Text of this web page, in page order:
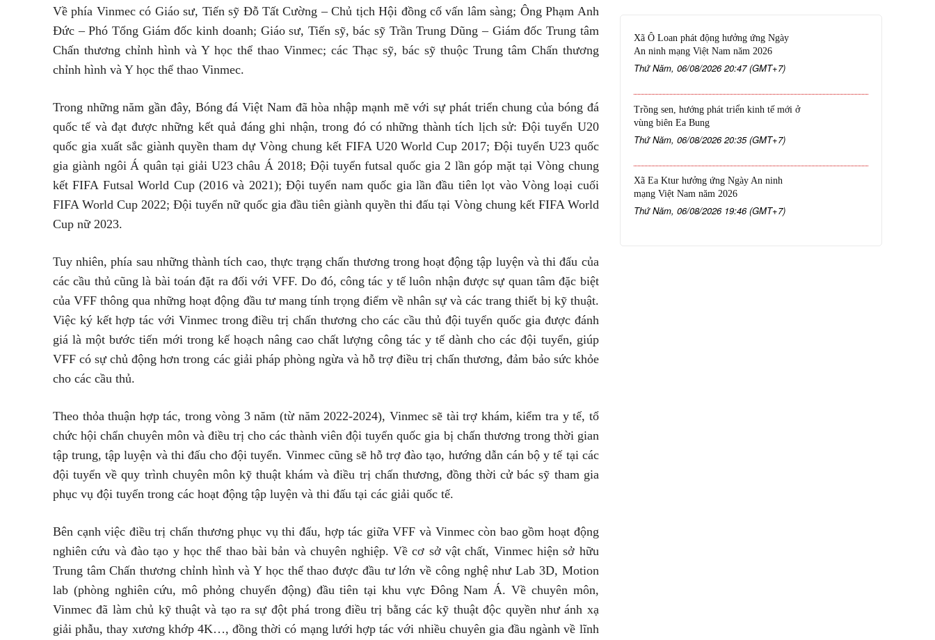
Về phía Vinmec có Giáo sư, Tiến sỹ Đỗ Tất Cường – Chủ tịch Hội đồng cố vấn lâm sàng; Ông Phạm Anh
Đức – Phó Tổng Giám đốc kinh doanh; Giáo sư, Tiến sỹ, bác sỹ Trần Trung Dũng – Giám đốc Trung tâm
Chấn thương chỉnh hình và Y học thể thao Vinmec; các Thạc sỹ, bác sỹ thuộc Trung tâm Chấn thương
chỉnh hình và Y học thể thao Vinmec.
Trong những năm gần đây, Bóng đá Việt Nam đã hòa nhập mạnh mẽ với sự phát triển chung của bóng đá
quốc tế và đạt được những kết quả đáng ghi nhận, trong đó có những thành tích lịch sử: Đội tuyển U20
quốc gia xuất sắc giành quyền tham dự Vòng chung kết FIFA U20 World Cup 2017; Đội tuyển U23 quốc
gia giành ngôi Á quân tại giải U23 châu Á 2018; Đội tuyển futsal quốc gia 2 lần góp mặt tại Vòng chung
kết FIFA Futsal World Cup (2016 và 2021); Đội tuyển nam quốc gia lần đầu tiên lọt vào Vòng loại cuối
FIFA World Cup 2022; Đội tuyển nữ quốc gia đầu tiên giành quyền thi đấu tại Vòng chung kết FIFA World
Cup nữ 2023.
Tuy nhiên, phía sau những thành tích cao, thực trạng chấn thương trong hoạt động tập luyện và thi đấu của
các cầu thủ cũng là bài toán đặt ra đối với VFF. Do đó, công tác y tế luôn nhận được sự quan tâm đặc biệt
của VFF thông qua những hoạt động đầu tư mang tính trọng điểm về nhân sự và các trang thiết bị kỹ thuật.
Việc ký kết hợp tác với Vinmec trong điều trị chấn thương cho các cầu thủ đội tuyển quốc gia được đánh
giá là một bước tiến mới trong kế hoạch nâng cao chất lượng công tác y tế dành cho các đội tuyển, giúp
VFF có sự chủ động hơn trong các giải pháp phòng ngừa và hỗ trợ điều trị chấn thương, đảm bảo sức khỏe
cho các cầu thủ.
Theo thỏa thuận hợp tác, trong vòng 3 năm (từ năm 2022-2024), Vinmec sẽ tài trợ khám, kiểm tra y tế, tổ
chức hội chẩn chuyên môn và điều trị cho các thành viên đội tuyển quốc gia bị chấn thương trong thời gian
tập trung, tập luyện và thi đấu cho đội tuyển. Vinmec cũng sẽ hỗ trợ đào tạo, hướng dẫn cán bộ y tế tại các
đội tuyển về quy trình chuyên môn kỹ thuật khám và điều trị chấn thương, đồng thời cử bác sỹ tham gia
phục vụ đội tuyển trong các hoạt động tập luyện và thi đấu tại các giải quốc tế.
Bên cạnh việc điều trị chấn thương phục vụ thi đấu, hợp tác giữa VFF và Vinmec còn bao gồm hoạt động
nghiên cứu và đào tạo y học thể thao bài bản và chuyên nghiệp. Về cơ sở vật chất, Vinmec hiện sở hữu
Trung tâm Chấn thương chỉnh hình và Y học thể thao được đầu tư lớn về công nghệ như Lab 3D, Motion
lab (phòng nghiên cứu, mô phỏng chuyển động) đầu tiên tại khu vực Đông Nam Á. Về chuyên môn,
Vinmec đã làm chủ kỹ thuật và tạo ra sự đột phá trong điều trị bằng các kỹ thuật độc quyền như ánh xạ
giải phẫu, thay xương khớp 4K…, đồng thời có mạng lưới hợp tác với nhiều chuyên gia đầu ngành về lĩnh
Xã Ô Loan phát động hưởng ứng Ngày
An ninh mạng Việt Nam năm 2026
Thứ Năm, 06/08/2026 20:47 (GMT+7)
Trồng sen, hướng phát triển kinh tế mới ở
vùng biên Ea Bung
Thứ Năm, 06/08/2026 20:35 (GMT+7)
Xã Ea Ktur hưởng ứng Ngày An ninh
mạng Việt Nam năm 2026
Thứ Năm, 06/08/2026 19:46 (GMT+7)